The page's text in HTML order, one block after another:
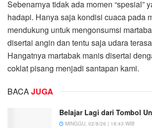
Sebenarnya tidak ada momen “spesial”
hadapi. Hanya saja kondisi cuaca pada
mendukung untuk mengonsumsi
disertai angin dan tentu saja udara
Hangatnya martabak manis disertai
coklat pisang menjadi santapan kami.
BACAJUGA
Belajar Lagi dari Tombol
MINGGU, 02/8/26 | 18:43 WIB